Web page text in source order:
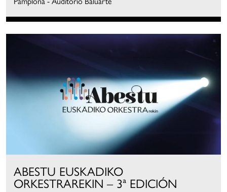
ABESTU EUSKADIKO
ORKESTRAREKIN – 3ª EDICIÓN